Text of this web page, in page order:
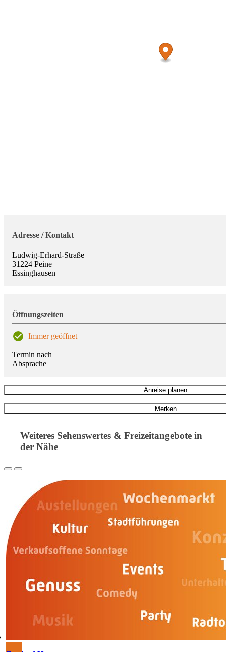
Adresse / Kontakt
Ludwig-Erhard-Straße
31224 Peine
Essinghausen
Öffnungszeiten
Immer geöffnet
Termin nach
Absprache
Anreise planen
Merken
Weiteres Sehenswertes & Freizeitangebote in
der Nähe